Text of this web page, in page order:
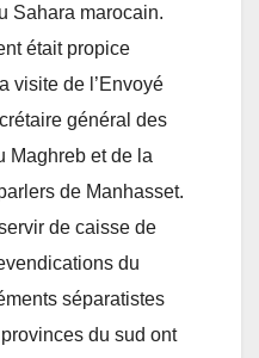
Sahara marocain.
était propice
visite de l’Envoyé
général des
Maghreb et de la
de Manhasset.
de caisse de
du
séparatistes
du sud ont